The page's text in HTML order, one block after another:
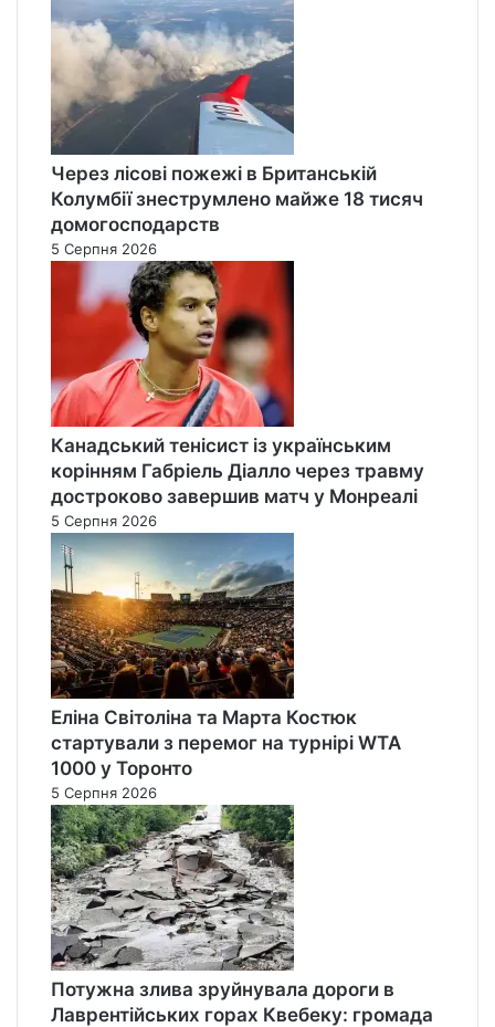
Через лісові пожежі в Британській
Колумбії знеструмлено майже 18 тисяч
домогосподарств
5 Серпня 2026
Канадський тенісист із українським
корінням Габріель Діалло через травму
достроково завершив матч у Монреалі
5 Серпня 2026
Еліна Світоліна та Марта Костюк
стартували з перемог на турнірі WTA
1000 у Торонто
5 Серпня 2026
Потужна злива зруйнувала дороги в
Лаврентійських горах Квебеку: громада